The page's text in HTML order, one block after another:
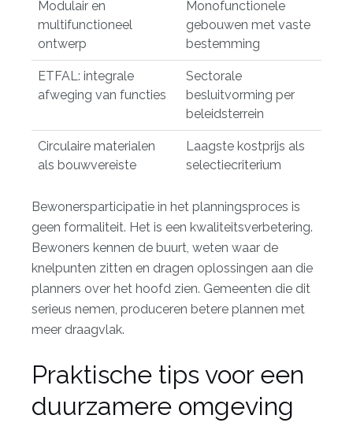
Modulair en
multifunctioneel
ontwerp
Monofunctionele
gebouwen met vaste
bestemming
ETFAL: integrale
afweging van functies
Sectorale
besluitvorming per
beleidsterrein
Circulaire materialen
als bouwvereiste
Laagste kostprijs als
selectiecriterium
Bewonersparticipatie in het planningsproces is
geen formaliteit. Het is een kwaliteitsverbetering.
Bewoners kennen de buurt, weten waar de
knelpunten zitten en dragen oplossingen aan die
planners over het hoofd zien. Gemeenten die dit
serieus nemen, produceren betere plannen met
meer draagvlak.
Praktische tips voor een
duurzamere omgeving